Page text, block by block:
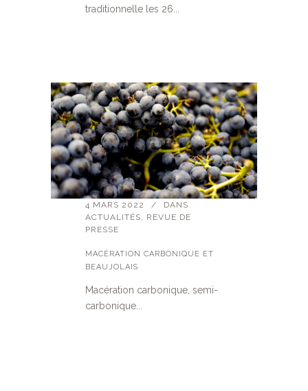
traditionnelle les 26...
4 MARS 2022
DANS
ACTUALITÉS
REVUE DE
PRESSE
MACÉRATION CARBONIQUE ET
BEAUJOLAIS
Macération carbonique, semi-
carbonique...